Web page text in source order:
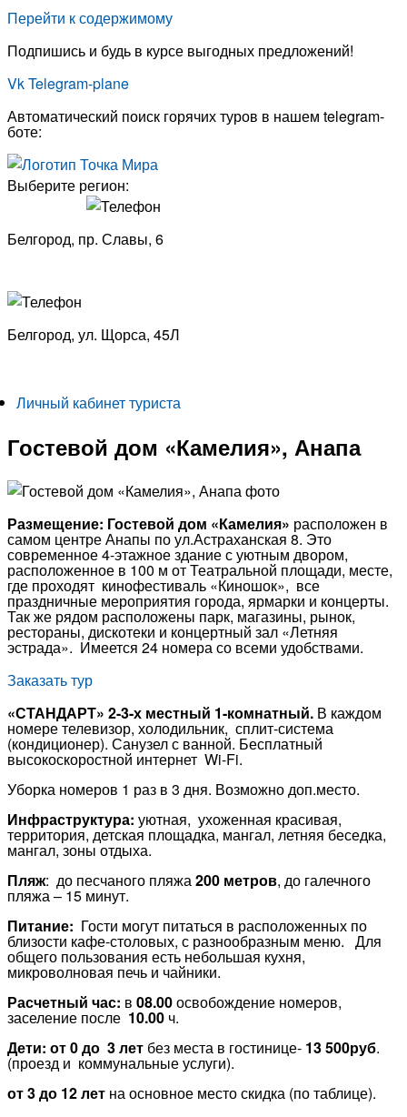
Перейти к содержимому
Подпишись и будь в курсе выгодных предложений!
VkTelegram-plane
Автоматический поиск горячих туров в нашем telegram-
боте:
Выберите регион:
Белгород, пр. Славы, 6
Белгород, ​ ул. Щорса, 45Л
Личный кабинет туриста
Гостевой дом «Камелия», Анапа
Размещение: Гостевой дом «Камелия» расположен в
самом центре Анапы по ул.Астраханская 8. Это
современное 4-этажное здание с уютным двором,
расположенное в 100 м от Театральной площади, месте,
где проходят кинофестиваль «Киношок», все
праздничные мероприятия города, ярмарки и концерты.
Так же рядом расположены парк, магазины, рынок,
рестораны, дискотеки и концертный зал «Летняя
эстрада». Имеется 24 номера со всеми удобствами.
Заказать тур
«СТАНДАРТ» 2-3-х местный 1-комнатный. В каждом
номере телевизор, холодильник, сплит-система
(кондиционер). Санузел с ванной. Бесплатный
высокоскоростной интернет Wi-Fi.
Уборка номеров 1 раз в 3 дня. Возможно доп.место.
Инфраструктура: уютная, ухоженная красивая,
территория, детская площадка, мангал, летняя беседка,
мангал, зоны отдыха.
Пляж: до песчаного пляжа200 метров, до галечного
пляжа – 15 минут.
Питание: Гости могут питаться в расположенных по
близости кафе-столовых, с разнообразным меню. Для
общего пользования есть небольшая кухня,
микроволновая печь и чайники.
Расчетный час: в 08.00освобождение номеров,
заселение после 10.00 ч.
Дети: от 0 до 3 лет без места в гостинице- 13 500руб.
(проезд и коммунальные услуги).
от 3 до 12 лет на основное место скидка (по таблице).